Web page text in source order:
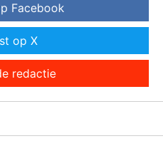
Facebook
op X
redactie